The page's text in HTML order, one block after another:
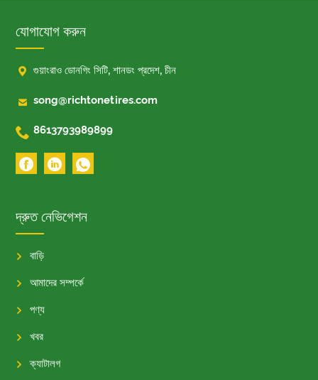
যোগাযোগ করুন
 গুয়াংরাও ডোনগিং সিটি, শানডং প্রদেশ, চীন
 song@richtonetires.com
 8613793989899
দ্রুত নেভিগেশন
বাড়ি
আমাদের সম্পর্কে
পণ্য
খবর
ক্যাটালগ